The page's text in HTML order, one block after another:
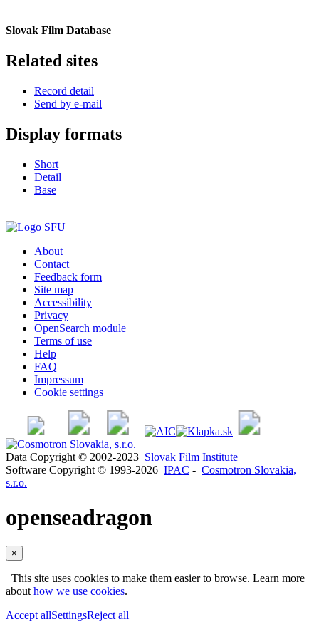
Slovak Film Database
Related sites
Record detail
Send by e-mail
Display formats
Short
Detail
Base
About
Contact
Feedback form
Site map
Accessibility
Privacy
OpenSearch module
Terms of use
Help
FAQ
Impressum
Cookie settings
Data Copyright © 2002-2023 Slovak Film Institute
Software Copyright © 1993-2026 IPAC - Cosmotron Slovakia,
s.r.o.
openseadragon
×
This site uses cookies to make them easier to browse. Learn more
about how we use cookies.
Accept allSettingsReject all